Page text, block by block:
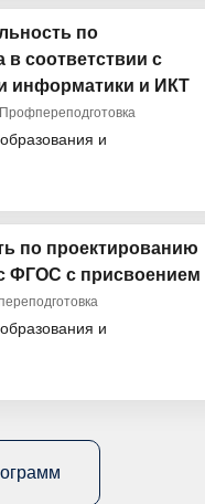
по
соответствии с
информатики и ИКТ
Профпереподготовка
и
по проектированию
ФГОС с присвоением
и